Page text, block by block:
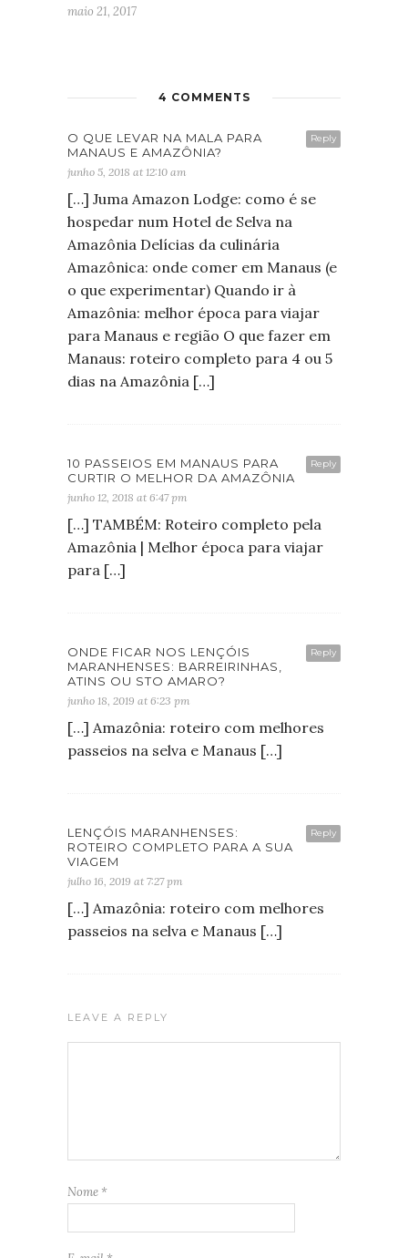
maio 21, 2017
4 COMMENTS
Reply
O QUE LEVAR NA MALA PARA
MANAUS E AMAZÔNIA?
junho 5, 2018 at 12:10 am
[…] Juma Amazon Lodge: como é se
hospedar num Hotel de Selva na
Amazônia Delícias da culinária
Amazônica: onde comer em Manaus (e
o que experimentar) Quando ir à
Amazônia: melhor época para viajar
para Manaus e região O que fazer em
Manaus: roteiro completo para 4 ou 5
dias na Amazônia […]
Reply
10 PASSEIOS EM MANAUS PARA
CURTIR O MELHOR DA AMAZÔNIA
junho 12, 2018 at 6:47 pm
[…] TAMBÉM: Roteiro completo pela
Amazônia | Melhor época para viajar
para […]
Reply
ONDE FICAR NOS LENÇÓIS
MARANHENSES: BARREIRINHAS,
ATINS OU STO AMARO?
junho 18, 2019 at 6:23 pm
[…] Amazônia: roteiro com melhores
passeios na selva e Manaus […]
Reply
LENÇÓIS MARANHENSES:
ROTEIRO COMPLETO PARA A SUA
VIAGEM
julho 16, 2019 at 7:27 pm
[…] Amazônia: roteiro com melhores
passeios na selva e Manaus […]
LEAVE A REPLY
Nome *